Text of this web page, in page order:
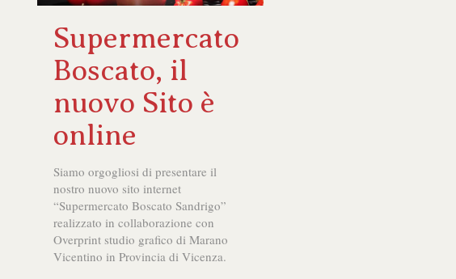
Supermercato
Boscato, il
nuovo Sito è
online
Siamo orgogliosi di presentare il
nostro nuovo sito internet
“Supermercato Boscato Sandrigo”
realizzato in collaborazione con
Overprint studio grafico di Marano
Vicentino in Provincia di Vicenza.